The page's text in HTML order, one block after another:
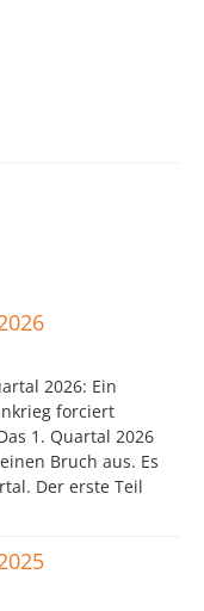
2026: Ein
forciert
1. Quartal 2026
Bruch aus. Es
Der erste Teil